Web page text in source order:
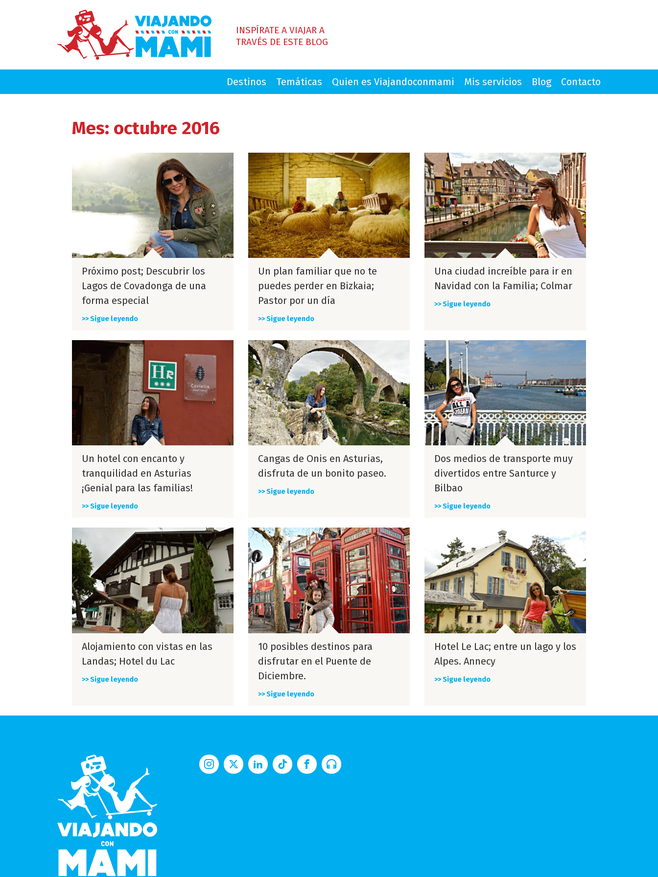
INSPÍRATE A VIAJAR A
TRAVÉS DE ESTE BLOG
Destinos Temáticas Quien es Viajandoconmami Mis servicios Blog Contacto
Mes: octubre 2016
Próximo post; Descubrir los
Lagos de Covadonga de una
forma especial
>> Sigue leyendo
Un plan familiar que no te
puedes perder en Bizkaia;
Pastor por un día
>> Sigue leyendo
Una ciudad increíble para ir en
Navidad con la Familia; Colmar
>> Sigue leyendo
Un hotel con encanto y
tranquilidad en Asturias
¡Genial para las familias!
>> Sigue leyendo
Cangas de Onis en Asturias,
disfruta de un bonito paseo.
>> Sigue leyendo
Dos medios de transporte muy
divertidos entre Santurce y
Bilbao
>> Sigue leyendo
Alojamiento con vistas en las
Landas; Hotel du Lac
>> Sigue leyendo
10 posibles destinos para
disfrutar en el Puente de
Diciembre.
>> Sigue leyendo
Hotel Le Lac; entre un lago y los
Alpes. Annecy
>> Sigue leyendo